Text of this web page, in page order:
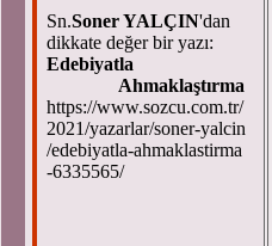
Sn.Soner YALÇIN'dan
dikkate değer bir yazı:
Edebiyatla
Ahmaklaştırma
https://www.sozcu.com.tr/
2021/yazarlar/soner-yalcin
/edebiyatla-ahmaklastirma
-6335565/